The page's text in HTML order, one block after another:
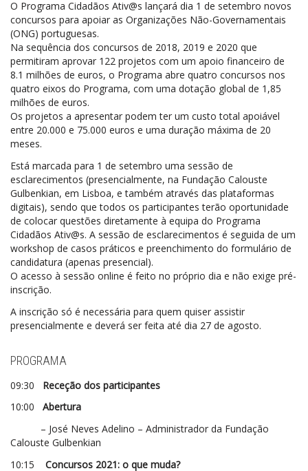
O Programa Cidadãos Ativ@s lançará dia 1 de setembro novos
concursos para apoiar as Organizações Não-Governamentais
(ONG) portuguesas.
Na sequência dos concursos de 2018, 2019 e 2020 que
permitiram aprovar 122 projetos com um apoio financeiro de
8.1 milhões de euros, o Programa abre quatro concursos nos
quatro eixos do Programa, com uma dotação global de 1,85
milhões de euros.
Os projetos a apresentar podem ter um custo total apoiável
entre 20.000 e 75.000 euros e uma duração máxima de 20
meses.
Está marcada para 1 de setembro uma sessão de
esclarecimentos (presencialmente, na Fundação Calouste
Gulbenkian, em Lisboa, e também através das plataformas
digitais), sendo que todos os participantes terão oportunidade
de colocar questões diretamente à equipa do Programa
Cidadãos Ativ@s. A sessão de esclarecimentos é seguida de um
workshop de casos práticos e preenchimento do formulário de
candidatura (apenas presencial).
O acesso à sessão online é feito no próprio dia e não exige pré-
inscrição.
A inscrição só é necessária para quem quiser assistir
presencialmente e deverá ser feita até dia 27 de agosto.
PROGRAMA
09:30 Receção dos participantes
10:00 Abertura
– José Neves Adelino – Administrador da Fundação
Calouste Gulbenkian
10:15 Concursos 2021: o que muda?